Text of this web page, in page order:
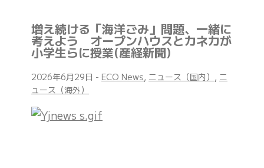
増え続ける「海洋ごみ」問題、一緒に
考えよう オープンハウスとカネカが
小学生らに授業(産経新聞)
2026年6月29日 - ECO News, ニュース（国内） , ニ
ュース（海外）